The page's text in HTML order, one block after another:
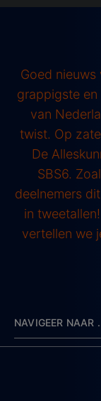
Goed nieuws
grappigste
van
twist. Op
De
SBS6.
deelnemers
in
vertellen we
NAVIGEER NAAR